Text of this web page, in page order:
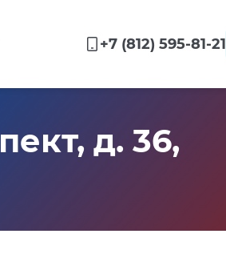
+7 (812) 595-81-21
д. 36,